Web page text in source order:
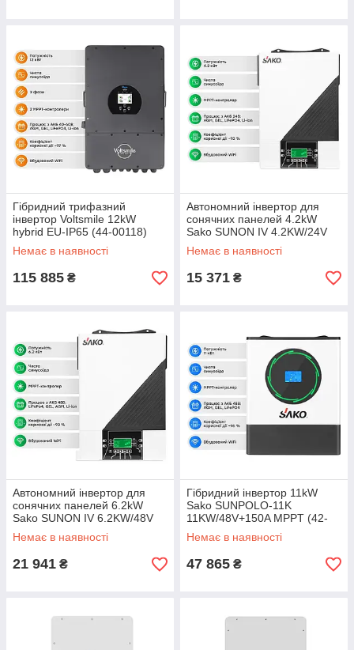
Гібридний трифазний
інвертор Voltsmile 12kW
hybrid EU-IP65 (44-00118)
Немає в наявності
115 885 ₴
Автономний інвертор для
сонячних панелей 4.2kW
Sako SUNON IV 4.2KW/24V
+120A MPPT, Off grid (42-
00158)
Немає в наявності
15 371 ₴
Автономний інвертор для
сонячних панелей 6.2kW
Sako SUNON IV 6.2KW/48V
+120A MPPT, Off grid (42-
00159)
Немає в наявності
21 941 ₴
Гібридний інвертор 11kW
Sako SUNPOLO-11K
11KW/48V+150A MPPT (42-
00157)
Немає в наявності
47 865 ₴